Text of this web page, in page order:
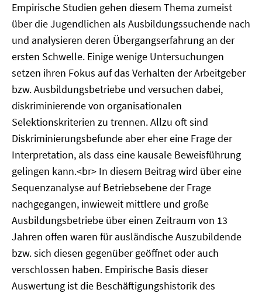
Empirische Studien gehen diesem Thema zumeist
über die Jugendlichen als Ausbildungssuchende nach
und analysieren deren Übergangserfahrung an der
ersten Schwelle. Einige wenige Untersuchungen
setzen ihren Fokus auf das Verhalten der Arbeitgeber
bzw. Ausbildungsbetriebe und versuchen dabei,
diskriminierende von organisationalen
Selektionskriterien zu trennen. Allzu oft sind
Diskriminierungsbefunde aber eher eine Frage der
Interpretation, als dass eine kausale Beweisführung
gelingen kann.<br> In diesem Beitrag wird über eine
Sequenzanalyse auf Betriebsebene der Frage
nachgegangen, inwieweit mittlere und große
Ausbildungsbetriebe über einen Zeitraum von 13
Jahren offen waren für ausländische Auszubildende
bzw. sich diesen gegenüber geöffnet oder auch
verschlossen haben. Empirische Basis dieser
Auswertung ist die Beschäftigungshistorik des